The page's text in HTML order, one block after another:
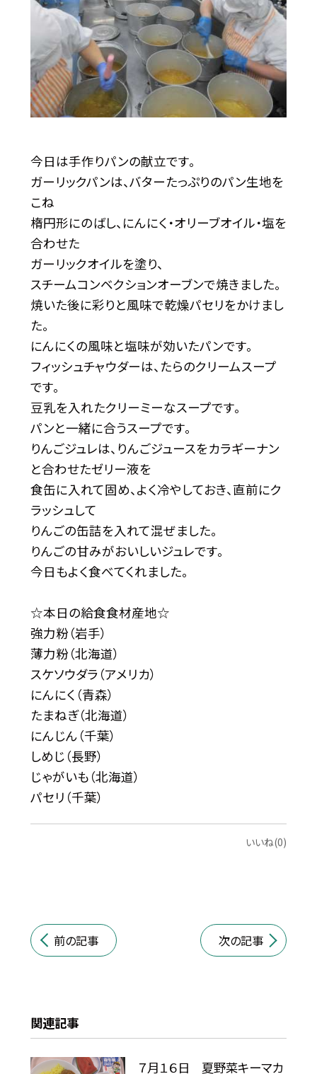
今日は手作りパンの献立です。
ガーリックパンは、バターたっぷりのパン生地を
こね
楕円形にのばし、にんにく・オリーブオイル・塩を
合わせた
ガーリックオイルを塗り、
スチームコンベクションオーブンで焼きました。
焼いた後に彩りと風味で乾燥パセリをかけまし
た。
にんにくの風味と塩味が効いたパンです。
フィッシュチャウダーは、たらのクリームスープ
です。
豆乳を入れたクリーミーなスープです。
パンと一緒に合うスープです。
りんごジュレは、りんごジュースをカラギーナン
と合わせたゼリー液を
食缶に入れて固め、よく冷やしておき、直前にク
ラッシュして
りんごの缶詰を入れて混ぜました。
りんごの甘みがおいしいジュレです。
今日もよく食べてくれました。
☆本日の給食食材産地☆
強力粉（岩手）
薄力粉（北海道）
スケソウダラ（アメリカ）
にんにく（青森）
たまねぎ（北海道）
にんじん（千葉）
しめじ（長野）
じゃがいも（北海道）
パセリ（千葉）
いいね(0)
前の記事 次の記事
関連記事
７月１６日 夏野菜キーマカ